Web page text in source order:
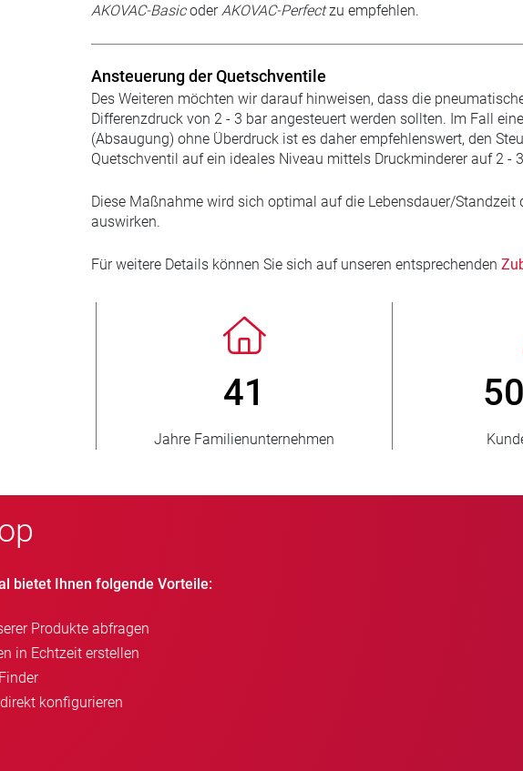
AKOVAC-BasicoderAKOVAC-Perfectzu empfehlen.
Ansteuerung der Quetschventile
Des Weiteren möchten wir darauf hinweisen, dass die
Differenzdruck von 2 - 3 bar angesteuert werden sollten. Im Fall
(Absaugung) ohne Überdruck ist es daher empfehlenswert, den
Quetschventil auf ein ideales Niveau mittels Druckminderer auf 2 -
Diese Maßnahme wird sich optimal auf die Lebensdauer/Standzeit
auswirken.
Für weitere Details können Sie sich auf unseren entsprechenden
> 3 500 000
verkaufte Einheiten
bietet Ihnen folgende Vorteile:
Produkte abfragen
in Echtzeit erstellen
konfigurieren